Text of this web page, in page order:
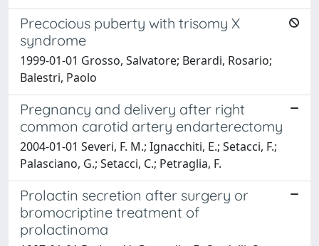
Precocious puberty with trisomy X
syndrome
1999-01-01 Grosso, Salvatore; Berardi, Rosario;
Balestri, Paolo
Pregnancy and delivery after right
common carotid artery endarterectomy
2004-01-01 Severi, F. M.; Ignacchiti, E.; Setacci, F.;
Palasciano, G.; Setacci, C.; Petraglia, F.
Prolactin secretion after surgery or
bromocriptine treatment of
prolactinoma